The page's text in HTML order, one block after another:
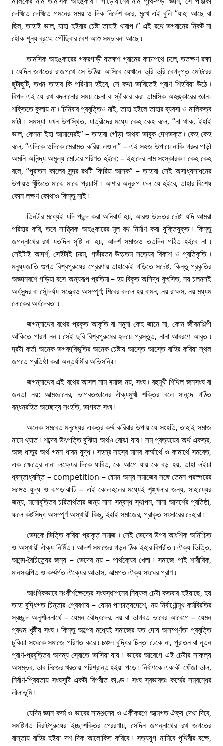
দেখিতে দেখিতে গমনের সময় ও দিক নির্দেশ করে, মুখে এই বুলি “যাহা আছে বা
ছিল, তাহাই ভাল, যাহা হইবার চেষ্টা তাহাই খারাপ ৷” এই রথে ভগবানের নিকট না
হৌক শূন্য ব্রহ্মে পৌঁছিবার বেশ আশু সম্ভাবনা আছে ৷
তামসিক অহঙ্কারের গরুরগাড়ী যতক্ষণ গ্রামের কাচাপথে চলে, ততক্ষণ রক্ষা
৷ যেদিন জগতের রাজপথে সে উঠিয়া আসিবে যেখানে ভূরি ভূরি বেগদৃপ্ত মােটরের
ছুটাছুটি, তখন তাহার কি পরিণাম হইবে, সে কথা ভাবিতেই প্রাণ শিহরিয়া উঠে ৷
বিপদ এই যে রথ বদলানাের সময় চেনা বা স্বীকার করা তামসিক অহঙ্কারের জ্ঞান-
শক্তিতে কুলায় না ৷ চিনিবার প্রবৃত্তিও নাই, তাহা হইলে তাহার ব্যবসা ও মালিকত্ব
মাটী ৷ সমস্যা যখন উপস্থিত, যাত্রীদের মধ্যে কেহ কেহ বলে, “না থাক, ইহাই
ভাল, কেননা ইহা আমাদেরই” – তাহারা গোঁড়া অথবা ভাবুক দেশভক্ত ৷ কেহ কেহ
বলে, “এদিকে ওদিকে মেরামত করিয়া লও না” – এই সহজ উপায়ে নাকি গরুর গাড়ী
অমনি অনিন্দ্য অমূল্য মােটরে পরিণত হইবে; – ইহাদের নাম সংস্কারক ৷ কেহ কেহ
বলে, “পুরাতন কালের সুন্দর রথটী ফিরিয়া আসক” – তাহারা সেই অসাধ্যসাধনের
উপায়ও খুঁজিতে মাঝে মাঝে প্রয়াসী ৷ আশার অনুরূপ ফল যে হইবে, তাহার বিশেষ
কোন লক্ষণ কোথাও কিন্তু নাই ৷
তিনটীর মধ্যেই যদি পছন্দ করা অনিবার্য হয়, আরও উচ্চতর চেষ্টা যদি আমরা
পরিহার করি, তবে সাত্ত্বিক অহঙ্কারের মূল রথ নির্মাণ করা যুক্তিযুক্ত ৷ কিন্তু
জগন্নাথের রথ যতদিন সৃষ্টি না হয়, আদর্শ সমাজও ততদিন গঠিত হইবে না ৷
সেইটাই আদর্শ, সেইটাই চরম, গভীরতম উচ্চতম সত্যের বিকাশ ও প্রতিকৃতি ৷
মনুষ্যজাতি গুপ্ত বিশ্বপুরুষের প্রেরণায় তাহাকেই গড়িতে সচেষ্ট, কিন্তু প্রকৃতির
অজ্ঞানবশে গড়িয়া বসে অন্যরূপ প্রতিমা – হয় বিকৃত অসিদ্ধ কুৎসিত, নয় চলনসই
অর্ধসুন্দর বা সৌন্দৰ্য্য সত্ত্বেও অসম্পূর্ণ; শিবের বদলে হয় বামন, নয় রাক্ষস, নয় মধ্যম
লােকের অর্ধদেবতা ৷
জগন্নাথের রথের প্রকৃত আকৃতি বা নমুনা কেহ জানে না, কোন জীবনশিল্পী
আঁকিতে পারগ নন ৷ সেই ছবি বিশ্বপুরুষের হৃদয়ে প্রস্তুত, নানা আবরণে আবৃত ৷
দ্রষ্টা কর্তা অনেক ভগবদ্‌বিভূতির অনেক চেষ্টায় আস্তে আস্তে বাহির করিয়া স্থল
জগতে প্রতিষ্ঠা করা অন্তর্যামীর অভিসন্ধি ৷
জগন্নাথের এই রথের আসল নাম সমাজ নয়, সংঘ ৷ বহুমুখী শিথিল জনসংঘ বা
জনতা নয়; আত্মজ্ঞানের, ভাগবতজ্ঞানের ঐক্যমুখী শক্তির বলে সানন্দে গঠিত
বন্ধনরহিত অচ্ছেদ্য সংহতি, ভাগবত সংঘ ৷
অনেক সমবেত মনুষ্যের একত্র কৰ্ম্ম করিবার উপায় যে সংহতি, তাহাই সমাজ
নামে খ্যাত ৷ শব্দের উৎপত্তি বুঝিয়া অর্থও বােঝা যায় ৷ সম্ প্রত্যয়ের অর্থ একত্র,
অজ ধাতুর অর্থ গমন ধাবন যুদ্ধ ৷ সহস্র সহস্র মানব কৰ্ম্মার্থে ও কামাৰ্থে সমবেত,
এক ক্ষেত্রে নানা লক্ষ্যের দিকে ধাবিত, কে আগে যায় কে বড় হয়, তাহা লইয়া
ধ্বস্তাধ্বস্তি – competition – যেমন অন্য সমাজের সঙ্গে তেমন পরস্পরের
সঙ্গেও যুদ্ধ ও ঝগড়াঝাটি – এই কোলাহলের মধ্যেই শৃঙ্খলার জন্য, সাহায্যের
জন্য, মনােবৃত্তির চরিতার্থতার জন্য নানা সম্বন্ধ স্থাপন, নানা আদর্শের প্রতিষ্ঠা,
ফলে কষ্টসিদ্ধ অসম্পূর্ণ অস্থায়ী কিছু, ইহাই সমাজের, প্রাকৃত সংসারের চেহারা ৷
ভেদকে ভিত্তি করিয়া প্রাকৃত সমাজ ৷ সেই ভেদের উপর আংশিক অনিশ্চিত
ও অস্থায়ী ঐক্য নির্মিত ৷ আদর্শ সমাজের গড়ন ঠিক ইহার বিপরীত ৷ ঐক্য ভিত্তি,
আনন্দ-বৈচিত্র্যের জন্য – ভেদের নয় – পার্থক্যের খেলা ৷ সমাজে পাই শারীরিক,
মানসকল্পিত ও কৰ্ম্মর্গত ঐক্যের আভাস, আত্মগত ঐক্য সংঘের প্রাণ ৷
আংশিকভাবে সংকীর্ণক্ষেত্রে সংঘস্থাপনের নিষ্ফল চেষ্টা কতবার হইয়াছে, হয়
তাহা বুদ্ধিগত চিন্তার প্রেরণায় – যেমন পাশ্চাত্যদেশে, নয় নির্বাণােন্মুখ কর্মবিরতির
স্বচ্ছন্দ অনুশীলনার্থে – যেমন বৌদ্ধদের, নয় বা ভাগবত ভাবের আবেগে – যেমন
প্রথম খৃষ্টীয় সংঘ ৷ কিন্তু অল্পের মধ্যেই সমাজের যত দোষ অসম্পূর্ণতা প্রবৃত্তি
ঢুকিয়া সংঘকে সমাজে পরিণত করে ৷ চঞ্চল বুদ্ধির চিন্তা টেকে না, পুরাতন বা নূতন
প্রাণ-প্রবৃত্তির অদম্য স্রোতে ভাসিয়া যায় ৷ ভাবের আবেগে এই চেষ্টার সাফল্য
অসম্ভব, ভাব নিজের খরতায় পরিশ্রান্ত হইয়া পড়ে ৷ নির্বাণকে একাকী খোঁজা ভাল,
নিৰ্বাণ-প্রিয়তায় সংঘসৃষ্টি একটা বিপরীত কাণ্ড ৷ সংঘ স্বভাবতঃ কৰ্ম্মের সম্বন্ধের
লীলাভূমি ৷
যেদিন জ্ঞান কৰ্ম্ম ও ভাবের সামঞ্জস্যে ও একীকরণে আত্মগত ঐক্য দেখা দিবে,
সমষ্টিগত বিরাটপুরুষের ইচ্ছাশক্তির প্রেরণায়, সেদিন জগন্নাথের রথ জগতের
রাস্তায় বাহির হইয়া দশ দিক আলােকিত করিবে ৷ সত্যযুগ নামিবে পৃথিবীর বক্ষে,